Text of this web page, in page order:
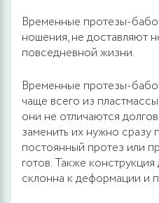
Временные протезы-
ношения, не доставляют
повседневной жизни.
Временные протезы-
чаще всего из
они не отличаются
заменить их нужно сразу
постоянный протез или
готов. Также
склонна к деформации и